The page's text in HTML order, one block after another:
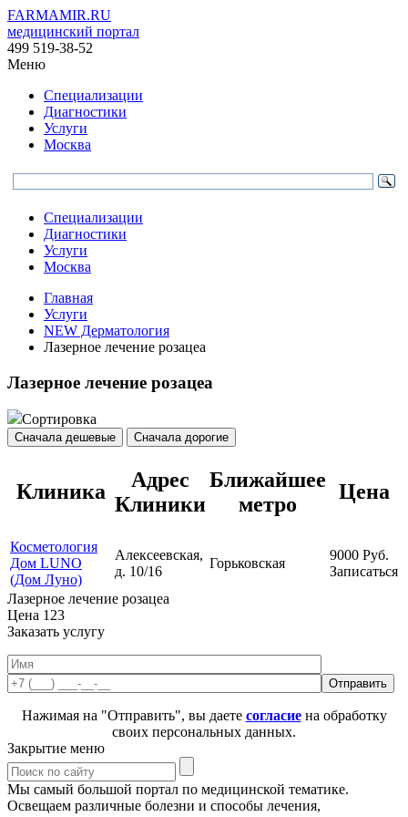
FARMAMIR.RU
медицинский портал
499 519-38-52
Меню
Специализации
Диагностики
Услуги
Москва
Специализации
Диагностики
Услуги
Москва
Главная
Услуги
NEW Дерматология
Лазерное лечение розацеа
Лазерное лечение розацеа
Сортировка
Сначала дешевые Сначала дорогие
Клиника
Адрес
Клиники
Ближайшее
метро
Цена
Косметология
Дом LUNO
(Дом Луно)
Алексеевская,
д. 10/16
Горьковская
9000 Руб.
Записаться
Лазерное лечение розацеа
Цена 123
Заказать услугу
Нажимая на "Отправить", вы даете согласиена обработку
своих персональных данных.
Закрытие меню
Мы самый большой портал по медицинской тематике.
Освещаем различные болезни и способы лечения,